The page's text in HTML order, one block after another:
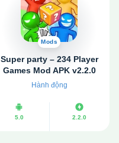
Mods
Super party – 234 Player
Games Mod APK v2.2.0
(Không quảng cáo, Hack
Hành động
5.0 2.2.0